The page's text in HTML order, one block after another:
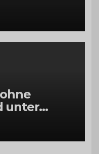
unter